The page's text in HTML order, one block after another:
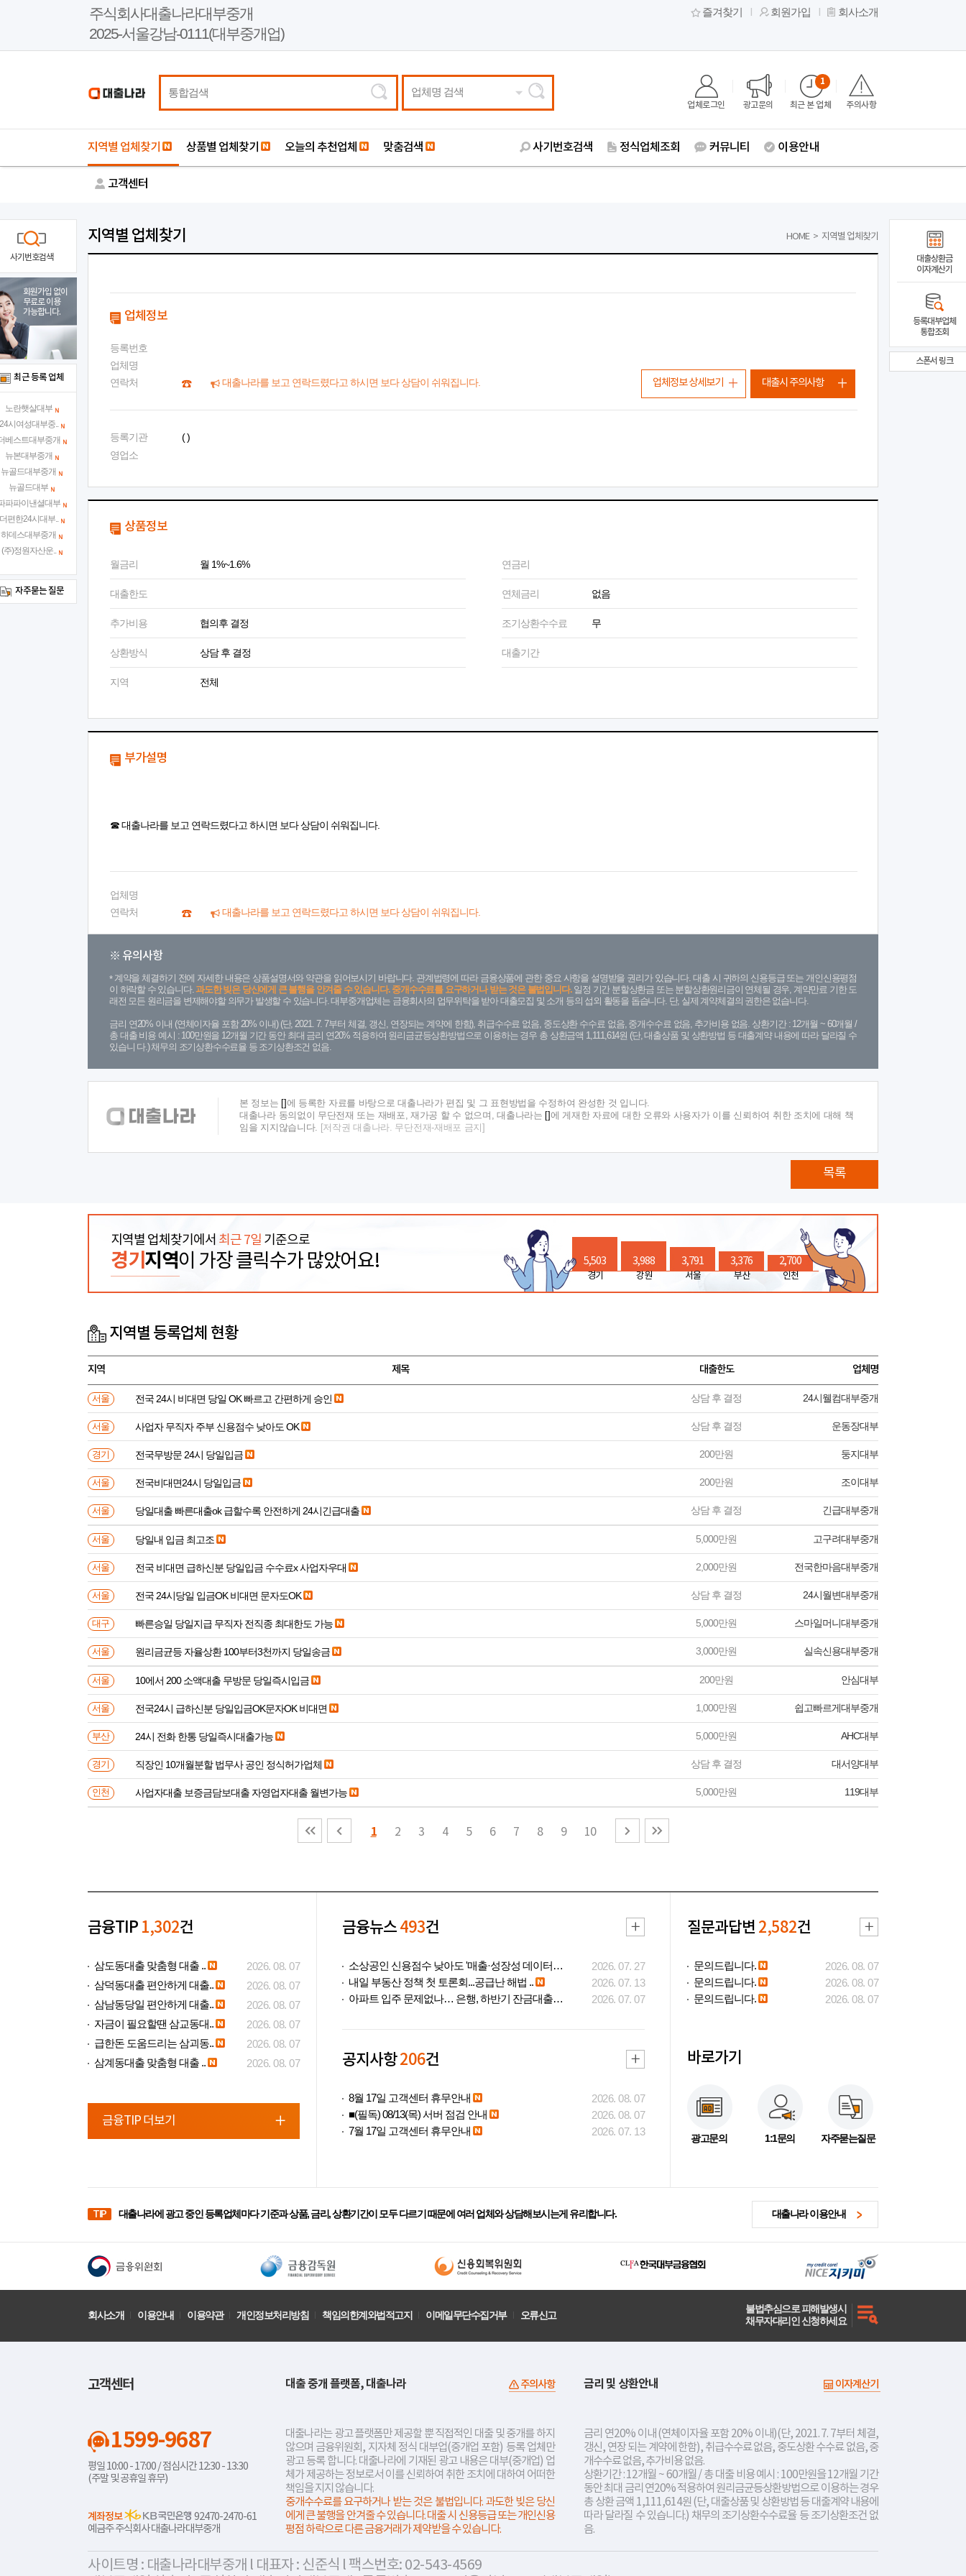
주식회사대출나라대부중개
2025-서울강남-0111(대부중개업)
즐겨찾기 회원가입 회사소개
업체명 검색
업체로그인 광고문의 최근 본 업체
1
주의사항
지역별 업체찾기 상품별 업체찾기 오늘의 추천업체 맞춤검색 사기번호검색 정식업체조회 커뮤니티 이용안내
고객센터
지역별 업체찾기 HOME > 지역별 업체찾기
업체정보
등록번호
업체명
연락처
대출나라를 보고 연락드렸다고 하시면 보다 상담이 쉬워집니다.
등록기관
( )
영업소
업체정보 상세보기 대출시 주의사항
상품정보
월금리 월 1%~1.6% 연금리
대출한도 연체금리 없음
추가비용 협의후 결정 조기상환수수료 무
상환방식 상담 후 결정 대출기간
지역 전체
부가설명
☎ 대출나라를 보고 연락드렸다고 하시면 보다 상담이 쉬워집니다.
업체명
연락처
대출나라를 보고 연락드렸다고 하시면 보다 상담이 쉬워집니다.
※ 유의사항
계약을 체결하기 전에 자세한 내용은 상품설명서와 약관을 읽어보시기 바랍니다. 관계법령에 따라 금융상품에 관한 중요 사항을 설명받을 권리가 있습니다. 대출 시 귀하의 신용등급 또는 개인신용평점
이 하락할 수 있습니다.과도한 빚은 당신에게 큰 불행을 안겨줄 수 있습니다. 중개수수료를 요구하거나 받는 것은 불법입니다.일정 기간 분할상환금 또는 분할상환원리금이 연체될 경우, 계약만료 기한 도
래전 모든 원리금을 변제해야할 의무가 발생할 수 있습니다. 대부중개업체는 금융회사의 업무위탁을 받아 대출모집 및 소개 등의 섭외 활동을 돕습니다. 단, 실제 계약체결의 권한은 없습니다.
금리 연20% 이내 (연체이자율 포함 20% 이내) (단, 2021. 7. 7부터 체결, 갱신, 연장되는 계약에 한함), 취급수수료 없음, 중도상환 수수료 없음, 중개수수료 없음, 추가비용 없음. 상환기간 : 12개월 ~ 60개월 /
총 대출 비용 예시 : 100만원을 12개월 기간 동안 최대 금리 연20% 적용하여 원리금균등상환방법으로 이용하는 경우 총 상환금액 1,111,614원 (단, 대출상품 및 상환방법 등 대출계약 내용에 따라 달라질 수
있습니 다.) 채무의 조기상환수수료율 등 조기상환조건 없음.
본 정보는
에 등록한 자료를 바탕으로 대출나라가 편집 및 그 표현방법을 수정하여 완성한 것 입니다.
대출나라 동의없이 무단전재 또는 재배포, 재가공 할 수 없으며, 대출나라는
에 게재한 자료에 대한 오류와 사용자가 이를 신뢰하여 취한 조치에 대해 책
임을 지지않습니다.
[저작권 대출나라. 무단전재-재배포 금지]
목록
지역별 업체찾기에서 최근 7일 기준으로
경기 지역이 가장 클릭수가 많았어요! 5,503
경기
3,988
강원
3,791
서울
3,376
부산
2,700
인천
지역별 등록업체 현황
지역 제목 대출한도 업체명
서울 전국 24시 비대면 당일 OK 빠르고 간편하게 승인 상담 후 결정 24시웰컴대부중개
서울 사업자 무직자 주부 신용점수 낮아도 OK 상담 후 결정 운동장대부
경기 전국무방문 24시 당일입금 200만원 둥지대부
서울 전국비대면24시 당일입금 200만원 조이대부
서울 당일대출 빠른대출ok 급할수록 안전하게 24시긴급대출 상담 후 결정 긴급대부중개
서울 당일내 입금 최고조 5,000만원 고구려대부중개
서울 전국 비대면 급하신분 당일입금 수수료x 사업자우대 2,000만원 전국한마음대부중개
서울 전국 24시당일 입금OK 비대면 문자도OK 상담 후 결정 24시월변대부중개
대구 빠른승일 당일지급 무직자 전직종 최대한도 가능 5,000만원 스마일머니대부중개
서울 원리금균등 자율상환 100부터3천까지 당일송금 3,000만원 실속신용대부중개
서울 10에서 200 소액대출 무방문 당일즉시입금 200만원 안심대부
서울 전국24시 급하신분 당일입금OK문자OK 비대면 1,000만원 쉽고빠르게대부중개
부산 24시 전화 한통 당일즉시대출가능 5,000만원 AHC대부
경기 직장인 10개월분할 법무사 공인 정식허가업체 상담 후 결정 대서양대부
인천 사업자대출 보증금담보대출 자영업자대출 월변가능 5,000만원 119대부
1 2 3 4 5 6 7 8 9 10
사기번호검색
회원가입 없이
무료로 이용
가능합니다.
최근 등록 업체
노란햇살대부
시여성대부중..
베스트대부중개
뉴본대부중개
뉴골드대부중개
뉴골드대부
파파이낸셜대부
편한24시대부..
하데스대부중개
(주)정원자산운..
자주묻는 질문
대출상환금
이자계산기
등록대부업체
통합조회
스폰서 링크
금융TIP 1,302건
삼도동대출 맞춤형 대출 ..
2026. 08. 07
삼덕동대출 편안하게 대출..
2026. 08. 07
삼남동당일 편안하게 대출..
2026. 08. 07
자금이 필요할땐 삼교동대..
2026. 08. 07
급한돈 도움드리는 삼괴동..
2026. 08. 07
삼계동대출 맞춤형 대출 ..
2026. 08. 07
금융TIP 더보기
금융뉴스493건
소상공인 신용점수 낮아도 '매출·성장성 데이터..
2026. 07. 27
내일 부동산 정책 첫 토론회...공급난 해법 ..
2026. 07. 13
아파트 입주 문제없나… 은행, 하반기 잔금대출..
2026. 07. 07
공지사항206건
8월 17일 고객센터 휴무안내
2026. 08. 07
■(필독) 08/13(목) 서버 점검 안내
2026. 08. 07
7월 17일 고객센터 휴무안내
2026. 07. 13
질문과답변 2,582건
문의드립니다.
2026. 08. 07
문의드립니다.
2026. 08. 07
문의드립니다.
2026. 08. 07
바로가기
광고문의 1:1문의 자주묻는질문
TIP 대출나라에 광고 중인 등록업체마다 기준과 상품, 금리, 상환기간이 모두 다르기 때문에 여러 업체와 상담해보시는게 유리합니다. 대출나라 이용안내
회사소개 이용안내 이용약관 개인정보처리방침 책임의한계와법적고지 이메일무단수집거부 오류신고
불법추심으로 피해발생시
채무자대리인 신청하세요
고객센터
1599-9687
평일 10:00 - 17:00 / 점심시간 12:30 - 13:30
(주말 및 공휴일 휴무)
계좌정보
92470-2470-61
예금주 주식회사 대출나라대부중개
대출 중개 플랫폼, 대출나라 주의사항
대출나라는 광고 플랫폼만 제공할 뿐 직접적인 대출 및 중개를 하지
않으며 금융위원회, 지자체 정식 대부업(중개업 포함) 등록 업체만
광고 등록 합니다. 대출나라에 기재된 광고 내용은 대부(중개업) 업
체가 제공하는 정보로서 이를 신뢰하여 취한 조치에 대하여 어떠한
책임을 지지 않습니다.
중개수수료를 요구하거나 받는 것은 불법입니다. 과도한 빚은 당신
에게 큰 불행을 안겨줄 수 있습니다. 대출 시 신용등급 또는 개인신용
평점 하락으로 다른 금융거래가 제약받을 수 있습니다.
금리 및 상환안내 이자계산기
금리 연20% 이내 (연체이자율 포함 20% 이내)(단, 2021. 7. 7부터 체결,
갱신, 연장 되는 계약에 한함), 취급수수료 없음, 중도상환 수수료 없음, 중
개수수료 없음, 추가비용 없음.
상환기간 : 12개월 ~ 60개월 / 총 대출 비용 예시 : 100만원을 12개월 기간
동안 최대 금리 연20% 적용하여 원리금균등상환방법으로 이용하는 경우
총 상환 금액 1,111,614원 (단, 대출상품 및 상환방법 등 대출계약 내용에
따라 달라질 수 있습니다.) 채무의 조기상환수수료율 등 조기상환조건 없
음.
사이트명 : 대출나라대부중개 l 대표자 : 신준식 l 팩스번호: 02-543-4569